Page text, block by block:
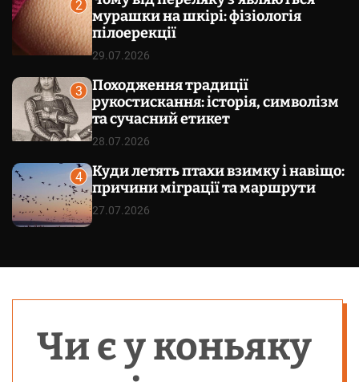
2
мурашки на шкірі: фізіологія
пілоерекції
29.07.2026
3
Походження традиції
рукостискання: історія, символізм
та сучасний етикет
28.07.2026
4
Куди летять птахи взимку і навіщо:
причини міграції та маршрути
27.07.2026
Чи є у коньяку